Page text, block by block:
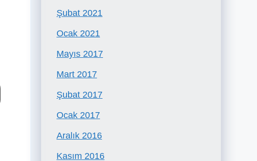
Şubat 2021
Ocak 2021
Mayıs 2017
Mart 2017
Şubat 2017
Ocak 2017
Aralık 2016
Kasım 2016